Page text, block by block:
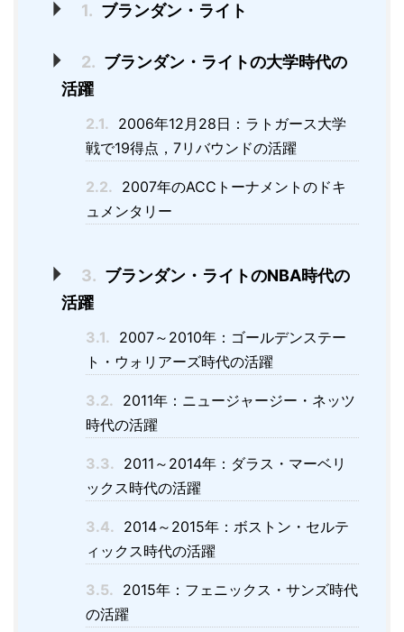
1. ブランダン・ライト
2. ブランダン・ライトの大学時代の
活躍
2.1. 2006年12月28日：ラトガース大学
戦で19得点，7リバウンドの活躍
2.2. 2007年のACCトーナメントのドキ
ュメンタリー
3. ブランダン・ライトのNBA時代の
活躍
3.1. 2007～2010年：ゴールデンステー
ト・ウォリアーズ時代の活躍
3.2. 2011年：ニュージャージー・ネッツ
時代の活躍
3.3. 2011～2014年：ダラス・マーベリ
ックス時代の活躍
3.4. 2014～2015年：ボストン・セルテ
ィックス時代の活躍
3.5. 2015年：フェニックス・サンズ時代
の活躍